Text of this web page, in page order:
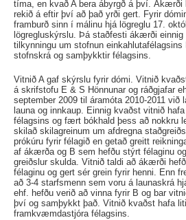
tíma, en kvað A bera ábyrgð á því. Ákærði
rekið á eftir því að það yrði gert. Fyrir
framburð sinn í málinu hjá lögreglu 17.
lögregluskýrslu. Þá staðfesti ákærði einnig
tilkynningu um stofnun einkahlutafélagsins
stofnskrá og samþykktir félagsins.
Vitnið A gaf skýrslu fyrir dómi. Vitnið
á skrifstofu E & S Hönnunar og ráðgjafar
september 2009 til áramóta 2010-2011 við
launa og innkaup. Einnig kvaðst vitnið
félagsins og fært bókhald þess að nokkru
skilað skilagreinum um afdregna
prókúru fyrir félagið en getað greitt
af ákærða og B sem hefðu stýrt félaginu
greiðslur skulda. Vitnið taldi að ákærði
félaginu og gert sér grein fyrir henni. Enn
að 3-4 starfsmenn sem voru á launaskrá
ehf. hefðu verið að vinna fyrir B og bar
því og samþykkt það. Vitnið kvaðst hafa
framkvæmdastjóra félagsins.